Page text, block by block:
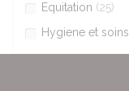
Equitation (25)
Hygiene et soins